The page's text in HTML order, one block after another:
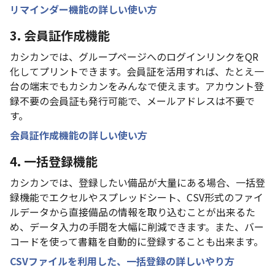
リマインダー機能の詳しい使い方
3. 会員証作成機能
カシカンでは、グループページへのログインリンクをQR
化してプリントできます。会員証を活用すれば、たとえ一
台の端末でもカシカンをみんなで使えます。アカウント登
録不要の会員証も発行可能で、メールアドレスは不要で
す。
会員証作成機能の詳しい使い方
4. 一括登録機能
カシカンでは、登録したい備品が大量にある場合、一括登
録機能でエクセルやスプレッドシート、CSV形式のファイ
ルデータから直接備品の情報を取り込むことが出来るた
め、データ入力の手間を大幅に削減できます。また、バー
コードを使って書籍を自動的に登録することも出来ます。
CSVファイルを利用した、一括登録の詳しいやり方